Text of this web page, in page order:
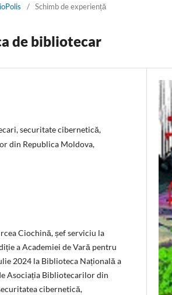
/ Schimb de experiență
de bibliotecar
securitate cibernetică,
din Republica Moldova,
Ciochină, șef serviciu la
a Academiei de Vară pentru
2024 la Biblioteca Națională a
Asociația Bibliotecarilor din
cibernetică,